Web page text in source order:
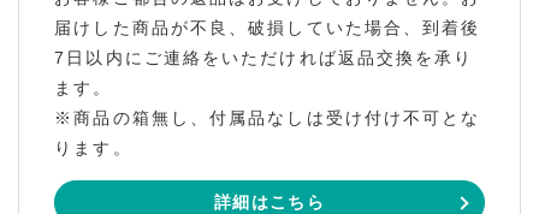
届けした商品が不良、破損していた場合、到着後
7日以内にご連絡をいただければ返品交換を承り
ます。
※商品の箱無し、付属品なしは受け付け不可とな
ります。
詳細はこちら